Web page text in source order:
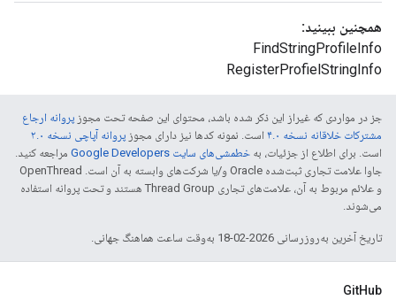
همچنین ببینید:
FindStringProfileInfo
RegisterProfielStringInfo
جز در مواردی که غیراز این ذکر شده باشد، محتوای این صفحه تحت مجوز پروانه ارجاع
مشترکات خلاقانه نسخه ۴.۰
است. نمونه کدها نیز دارای مجوز پروانه آپاچی نسخه ۲.۰
است. برای اطلاع از جزئیات، به خطمشی‌های سایت Google Developers‏
مراجعه کنید.
جاوا علامت تجاری ثبت‌شده Oracle و/یا شرکت‌های وابسته به آن است. ‫OpenThread
و علائم مربوط به آن، علامت‌های تجاری Thread Group هستند و تحت پروانه استفاده
می‌شوند.
تاریخ آخرین به‌روزرسانی 2026-02-18 به‌وقت ساعت هماهنگ جهانی.
GitHub